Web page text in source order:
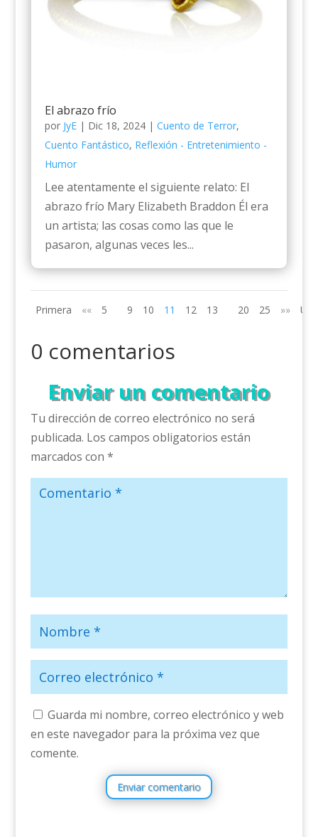
El abrazo frío
por JyE| Dic 18, 2024| Cuento de Terror,
Cuento Fantástico, Reflexión - Entretenimiento -
Humor
Lee atentamente el siguiente relato: El
abrazo frío Mary Elizabeth Braddon Él era
un artista; las cosas como las que le
pasaron, algunas veces les...
Primera «« 5 9 10 11 12 13 20 25 »»
0 comentarios
Enviar un comentario
Tu dirección de correo electrónico no será
publicada. Los campos obligatorios están
marcados con *
Guarda mi nombre, correo electrónico y web
en este navegador para la próxima vez que
comente.
Enviar comentario